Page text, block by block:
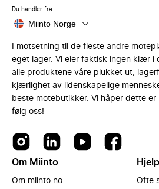
Du handler fra
Miinto Norge
I motsetning til de fleste andre
eget lager. Vi eier faktisk ingen klær i
alle produktene våre plukket ut,
kjærlighet av lidenskapelige
beste motebutikker. Vi håper dette er
følg oss!
Om Miinto
Om miinto.no
Hjelp
Ofte